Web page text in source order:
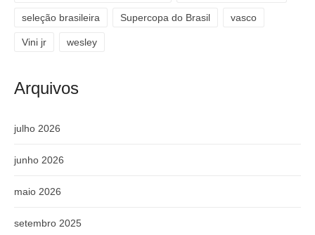
seleção brasileira Supercopa do Brasil vasco
Vini jr wesley
Arquivos
julho 2026
junho 2026
maio 2026
setembro 2025